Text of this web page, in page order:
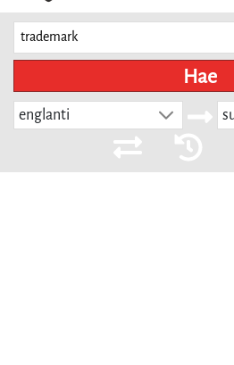
Hae
englanti